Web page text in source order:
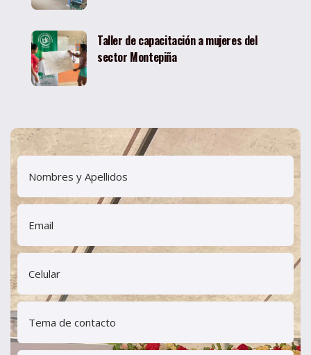
Taller de capacitación a mujeres del
sector Montepiña